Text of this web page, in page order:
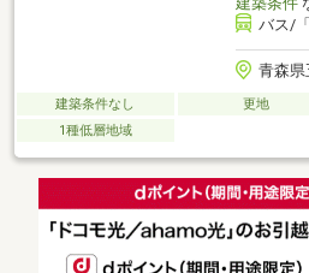
バス/
青森県
建築条件なし 更地
1種低層地域